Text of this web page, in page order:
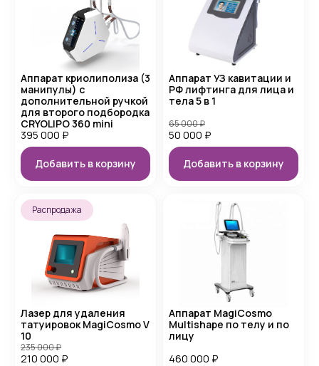
Аппарат криолиполиза (3
манипулы) с
дополнительной ручкой
для второго подбородка
CRYOLIPO 360 mini
395 000 ₽
Добавить в корзину
Аппарат УЗ кавитации и
РФ лифтинга для лица и
тела 5 в 1
50 000 ₽
65 000₽
Добавить в корзину
Распродажа
Лазер для удаления
татуировок MagiCosmo V
10
210 000 ₽
235 000₽
Аппарат MagiCosmo
Multishape по телу и по
лицу
460 000 ₽